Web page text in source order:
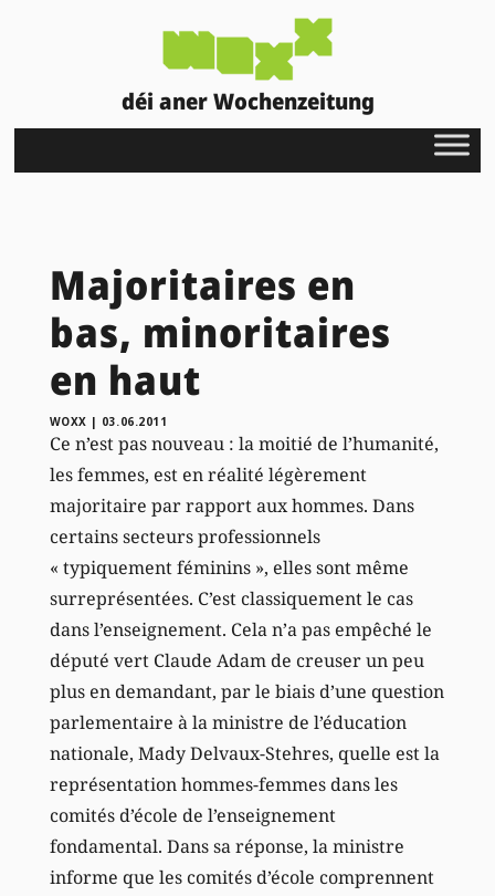
déi aner Wochenzeitung
Majoritaires en
bas, minoritaires
en haut
WOXX | 03.06.2011
Ce n’est pas nouveau : la moitié de l’humanité,
les femmes, est en réalité légèrement
majoritaire par rapport aux hommes. Dans
certains secteurs professionnels
« typiquement féminins », elles sont même
surreprésentées. C’est classiquement le cas
dans l’enseignement. Cela n’a pas empêché le
député vert Claude Adam de creuser un peu
plus en demandant, par le biais d’une question
parlementaire à la ministre de l’éducation
nationale, Mady Delvaux-Stehres, quelle est la
représentation hommes-femmes dans les
comités d’école de l’enseignement
fondamental. Dans sa réponse, la ministre
informe que les comités d’école comprennent